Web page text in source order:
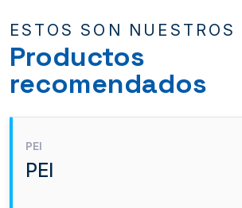
ESTOS SON NUESTROS
Productos
recomendados
PEI
PEI